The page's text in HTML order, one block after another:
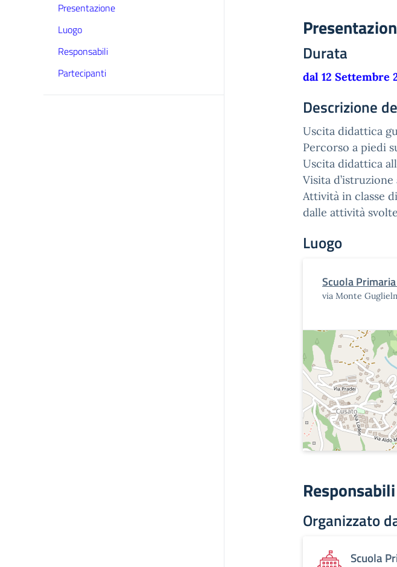
Presentazione
Luogo
Responsabili
Partecipanti
Durata
dal 12 Settembre
Descrizione
Uscita didattica
Percorso a piedi
Uscita didattica
Visita
Attività in classe
dalle attività
Luogo
Scuola
via Monte
Responsabili
Organizzato
Scuola